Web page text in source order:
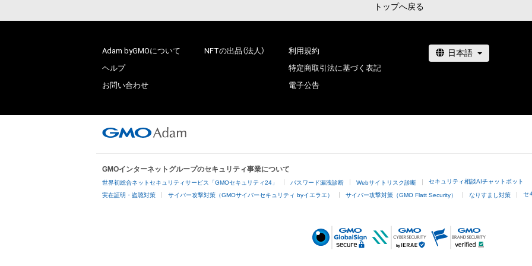
トップへ戻る
Adam byGMOについて
ヘルプ
お問い合わせ
NFTの出品（法人）
利用規約
特定商取引法に基づく表記
電子公告
GMOインターネットグループのセキュリティ事業について
世界初総合ネットセキュリティサービス「GMOセキュリティ24」 パスワード漏洩診断 Webサイトリスク診断 セキュリティ相談AIチャットボット
実在証明・盗聴対策 サイバー攻撃対策（GMOサイバーセキュリティ byイエラエ） サイバー攻撃対策（GMO Flatt Security） なりすまし対策 セ